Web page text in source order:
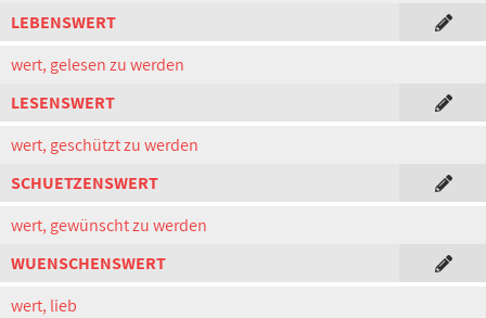
LEBENSWERT
wert, gelesen zu werden
LESENSWERT
wert, geschützt zu werden
SCHUETZENSWERT
wert, gewünscht zu werden
WUENSCHENSWERT
wert, lieb